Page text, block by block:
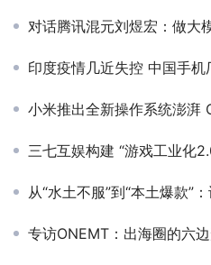
对话腾讯混元刘煜宏：做大模型可
印度疫情几近失控 中国手机
小米推出全新操作系统澎湃 OS：小米
三七互娱构建 “游戏工业化
从“水土不服”到“本土爆款”：讯飞译制如
专访ONEMT：出海圈的六